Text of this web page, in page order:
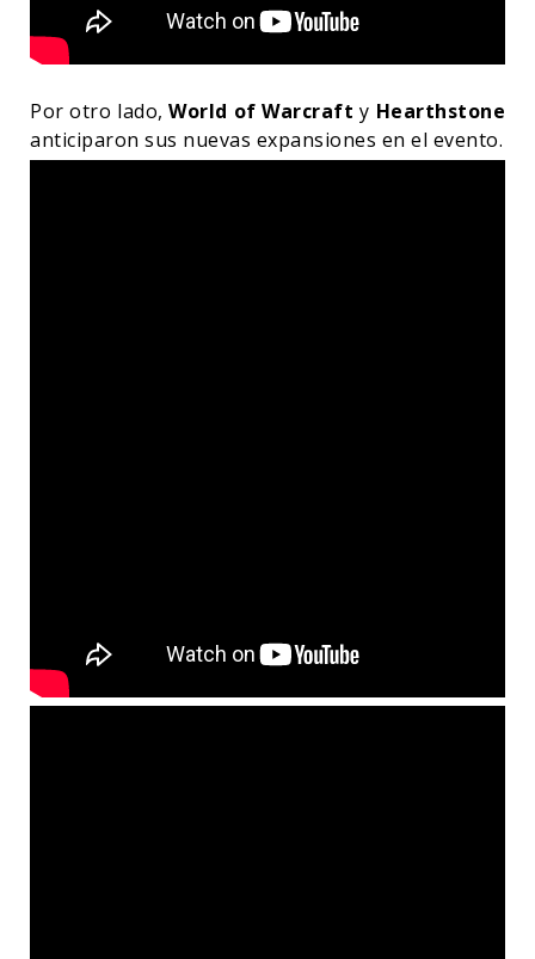
Por otro lado,World of Warcraft y Hearthstone
anticiparon sus nuevas expansiones en el evento.